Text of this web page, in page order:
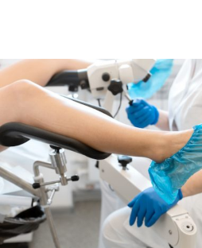
Infectieziekten
van
het
CHIREC